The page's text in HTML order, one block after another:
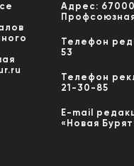
Адрес:
Телефон
53
Телефон
21-30-85
E-mail
«Новая